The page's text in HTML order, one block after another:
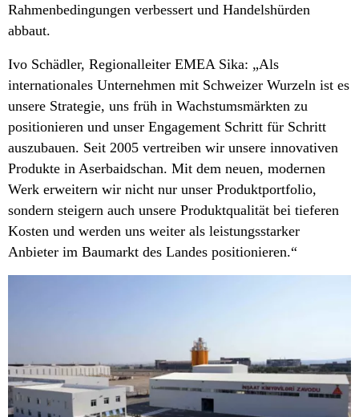
Rahmenbedingungen verbessert und Handelshürden
abbaut.
Ivo Schädler, Regionalleiter EMEA Sika: „Als
internationales Unternehmen mit Schweizer Wurzeln ist es
unsere Strategie, uns früh in Wachstumsmärkten zu
positionieren und unser Engagement Schritt für Schritt
auszubauen. Seit 2005 vertreiben wir unsere innovativen
Produkte in Aserbaidschan. Mit dem neuen, modernen
Werk erweitern wir nicht nur unser Produktportfolio,
sondern steigern auch unsere Produktqualität bei tieferen
Kosten und werden uns weiter als leistungsstarker
Anbieter im Baumarkt des Landes positionieren.“